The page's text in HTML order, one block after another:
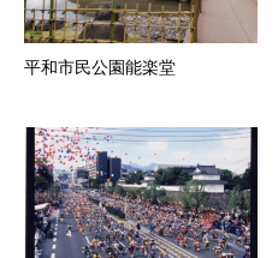
平和市民公園能楽堂